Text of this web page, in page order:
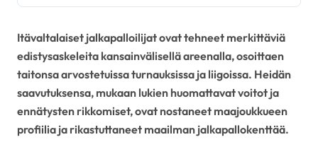
Itävaltalaiset jalkapalloilijat ovat tehneet merkittäviä
edistysaskeleita kansainvälisellä areenalla, osoittaen
taitonsa arvostetuissa turnauksissa ja liigoissa. Heidän
saavutuksensa, mukaan lukien huomattavat voitot ja
ennätysten rikkomiset, ovat nostaneet maajoukkueen
profiilia ja rikastuttaneet maailman jalkapallokenttää.